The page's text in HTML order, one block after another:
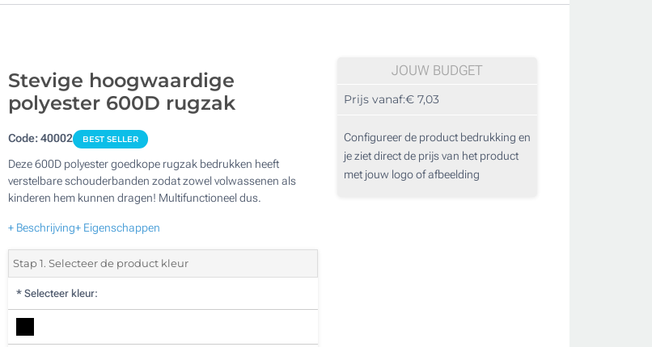
Stevige hoogwaardige
polyester 600D rugzak
Code:40002 BEST SELLER
Deze 600D polyester goedkope rugzak bedrukken heeft
verstelbare schouderbanden zodat zowel volwassenen als
kinderen hem kunnen dragen! Multifunctioneel dus.
+ Beschrijving+ Eigenschappen
Stap 1. Selecteer de product kleur
* Selecteer kleur:
JOUW BUDGET
Prijs vanaf:€ 7,03
Configureer de product bedrukking en
je ziet direct de prijs van het product
met jouw logo of afbeelding